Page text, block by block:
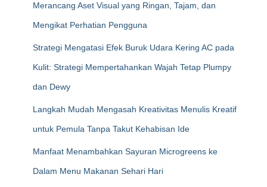
Merancang Aset Visual yang Ringan, Tajam, dan
Mengikat Perhatian Pengguna
Strategi Mengatasi Efek Buruk Udara Kering AC pada
Kulit: Strategi Mempertahankan Wajah Tetap Plumpy
dan Dewy
Langkah Mudah Mengasah Kreativitas Menulis Kreatif
untuk Pemula Tanpa Takut Kehabisan Ide
Manfaat Menambahkan Sayuran Microgreens ke
Dalam Menu Makanan Sehari Hari